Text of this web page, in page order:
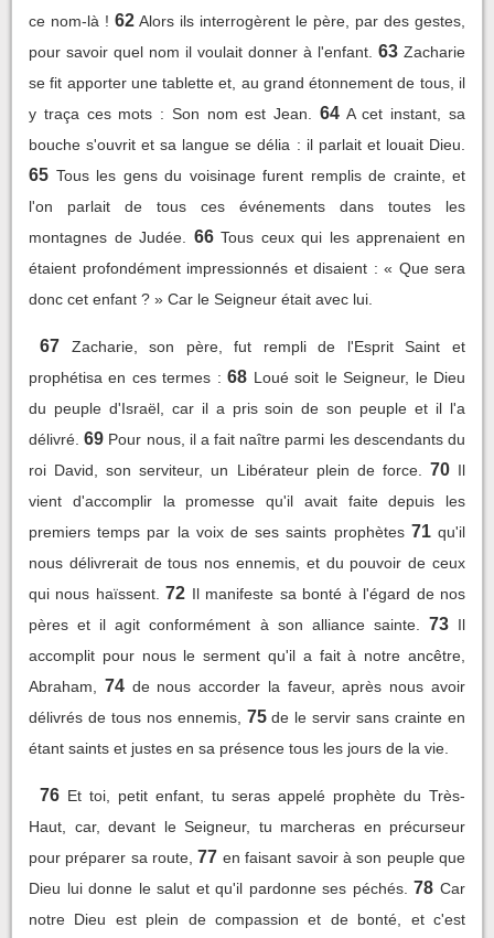
ce nom-là ! 62 Alors ils interrogèrent le père, par des gestes,
pour savoir quel nom il voulait donner à l'enfant. 63 Zacharie
se fit apporter une tablette et, au grand étonnement de tous, il
y traça ces mots : Son nom est Jean.
64 A cet instant, sa
bouche s'ouvrit et sa langue se délia : il parlait et louait Dieu.
65 Tous les gens du voisinage furent remplis de crainte, et
l'on parlait de tous ces événements dans toutes les
montagnes de Judée.
66 Tous ceux qui les apprenaient en
étaient profondément impressionnés et disaient : « Que sera
donc cet enfant ? » Car le Seigneur était avec lui.
67
Zacharie, son père, fut rempli de l'Esprit Saint et
prophétisa en ces termes : 68 Loué soit le Seigneur, le Dieu
du peuple d'Israël, car il a pris soin de son peuple et il l'a
délivré. 69 Pour nous, il a fait naître parmi les descendants du
roi David, son serviteur, un Libérateur plein de force.
70 Il
vient d'accomplir la promesse qu'il avait faite depuis les
premiers temps par la voix de ses saints prophètes 71 qu'il
nous délivrerait de tous nos ennemis, et du pouvoir de ceux
qui nous haïssent. 72 Il manifeste sa bonté à l'égard de nos
pères et il agit conformément à son alliance sainte.
73 Il
accomplit pour nous le serment qu'il a fait à notre ancêtre,
Abraham,
74 de nous accorder la faveur, après nous avoir
délivrés de tous nos ennemis, 75 de le servir sans crainte en
étant saints et justes en sa présence tous les jours de la vie.
76 Et toi, petit enfant, tu seras appelé prophète du Très-
Haut, car, devant le Seigneur, tu marcheras en précurseur
pour préparer sa route, 77 en faisant savoir à son peuple que
Dieu lui donne le salut et qu'il pardonne ses péchés. 78 Car
notre Dieu est plein de compassion et de bonté, et c'est